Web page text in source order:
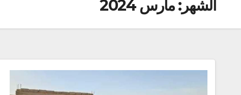
الشهر:مارس 2024